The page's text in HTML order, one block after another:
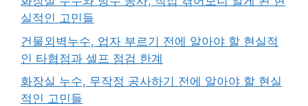
실적인 고민들
건물외벽누수, 업자 부르기 전에 알아야 할 현실적
인 타협점과 셀프 점검 한계
화장실 누수, 무작정 공사하기 전에 알아야 할 현실
적인 고민들